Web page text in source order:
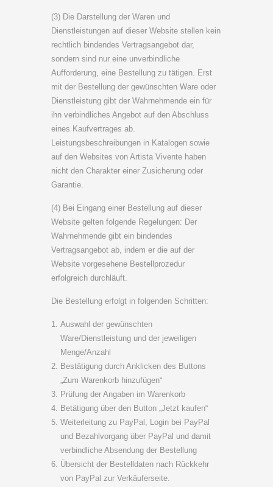
(3) Die Darstellung der Waren und
Dienstleistungen auf dieser Website stellen kein
rechtlich bindendes Vertragsangebot dar,
sondern sind nur eine unverbindliche
Aufforderung, eine Bestellung zu tätigen. Erst
mit der Bestellung der gewünschten Ware oder
Dienstleistung gibt der Wahrnehmende ein für
ihn verbindliches Angebot auf den Abschluss
eines Kaufvertrages ab.
Leistungsbeschreibungen in Katalogen sowie
auf den Websites von Artista Vivente haben
nicht den Charakter einer Zusicherung oder
Garantie.
(4) Bei Eingang einer Bestellung auf dieser
Website gelten folgende Regelungen: Der
Wahrnehmende gibt ein bindendes
Vertragsangebot ab, indem er die auf der
Website vorgesehene Bestellprozedur
erfolgreich durchläuft.
Die Bestellung erfolgt in folgenden Schritten:
Auswahl der gewünschten
Ware/Dienstleistung und der jeweiligen
Menge/Anzahl
Bestätigung durch Anklicken des Buttons
„Zum Warenkorb hinzufügen“
Prüfung der Angaben im Warenkorb
Betätigung über den Button „Jetzt kaufen“
Weiterleitung zu PayPal, Login bei PayPal
und Bezahlvorgang über PayPal und damit
verbindliche Absendung der Bestellung
Übersicht der Bestelldaten nach Rückkehr
von PayPal zur Verkäuferseite.